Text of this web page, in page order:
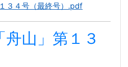
３４号（最終号）.pdf
山」第１３